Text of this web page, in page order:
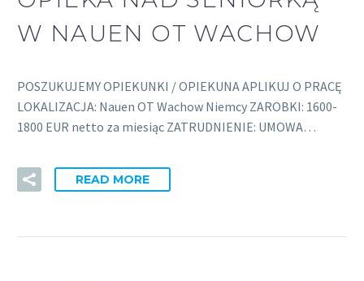
W NAUEN OT WACHOW
POSZUKUJEMY OPIEKUNKI / OPIEKUNA APLIKUJ O PRACĘ
LOKALIZACJA: Nauen OT Wachow Niemcy ZAROBKI: 1600-
1800 EUR netto za miesiąc ZATRUDNIENIE: UMOWA…
READ MORE